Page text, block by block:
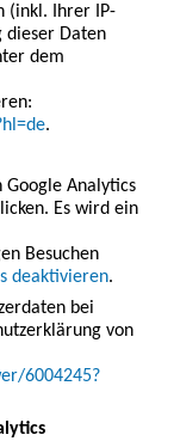
(inkl. Ihrer IP-
dieser Daten
dem
.
Google Analytics
Es wird ein
Besuchen
deaktivieren.
bei
von
6004245?